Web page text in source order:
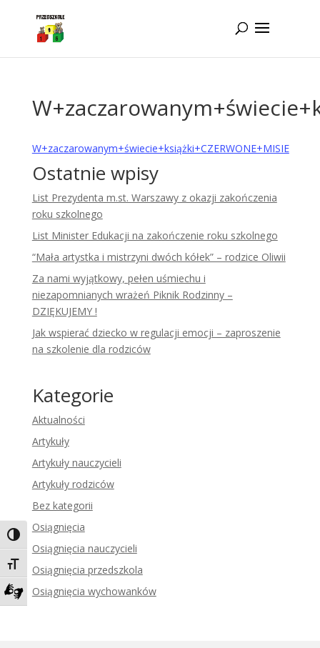
Toggle High Contrast
Toggle Font size
Zadzwoń do tłumacza języka migowego
W+zaczarowanym+świecie+książki+CZERWONE+MISIE
Ostatnie wpisy
List Prezydenta m.st. Warszawy z okazji zakończenia
roku szkolnego
List Minister Edukacji na zakończenie roku szkolnego
“Mała artystka i mistrzyni dwóch kółek” – rodzice Oliwii
Za nami wyjątkowy, pełen uśmiechu i
niezapomnianych wrażeń Piknik Rodzinny –
DZIĘKUJEMY !
Jak wspierać dziecko w regulacji emocji – zaproszenie
na szkolenie dla rodziców
Kategorie
Aktualności
Artykuły
Artykuły nauczycieli
Artykuły rodziców
Bez kategorii
Osiągnięcia
Osiągnięcia nauczycieli
Osiągnięcia przedszkola
Osiągnięcia wychowanków